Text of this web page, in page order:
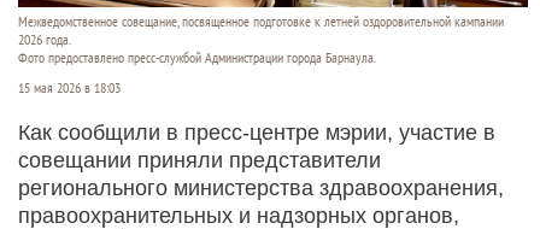
Межведомственное совещание, посвященное подготовке к летней оздоровительной кампании
2026 года.
Фото предоставлено пресс-службой Администрации города Барнаула.
15 мая 2026 в 18:03
Как сообщили в пресс-центре мэрии, участие в
совещании приняли представители
регионального министерства здравоохранения,
правоохранительных и надзорных органов,